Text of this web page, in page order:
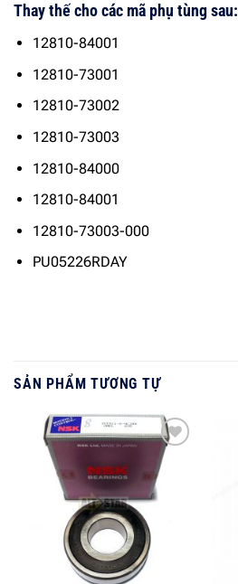
Thay thế cho các mã phụ tùng sau:
12810-84001
12810-73001
12810-73002
12810-73003
12810-84000
12810-84001
12810-73003-000
PU05226RDAY
SẢN PHẨM TƯƠNG TỰ
Add to
wishlist